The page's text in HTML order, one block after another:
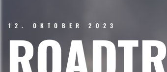
12. OKTOBER 2023